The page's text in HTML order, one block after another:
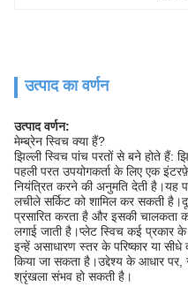
उत्पाद का वर्णन
उत्पाद वर्णन:
मेम्ब्रेन स्विच क्या हैं?
झिल्ली स्विच पांच परतों से बने होते हैं:
पहली परत उपयोगकर्ता के लिए एक
नियंत्रित करने की अनुमति देती है।यह
लचीले सर्किट को शामिल कर सकती
प्रसारित करता है और इसकी चालकता
लगाई जाती है।प्लेट स्विच कई प्रकार
इन्हें असाधारण स्तर के परिष्कार या
किया जा सकता है।उद्देश्य के आधार पर,
श्रृंखला संभव हो सकती है।